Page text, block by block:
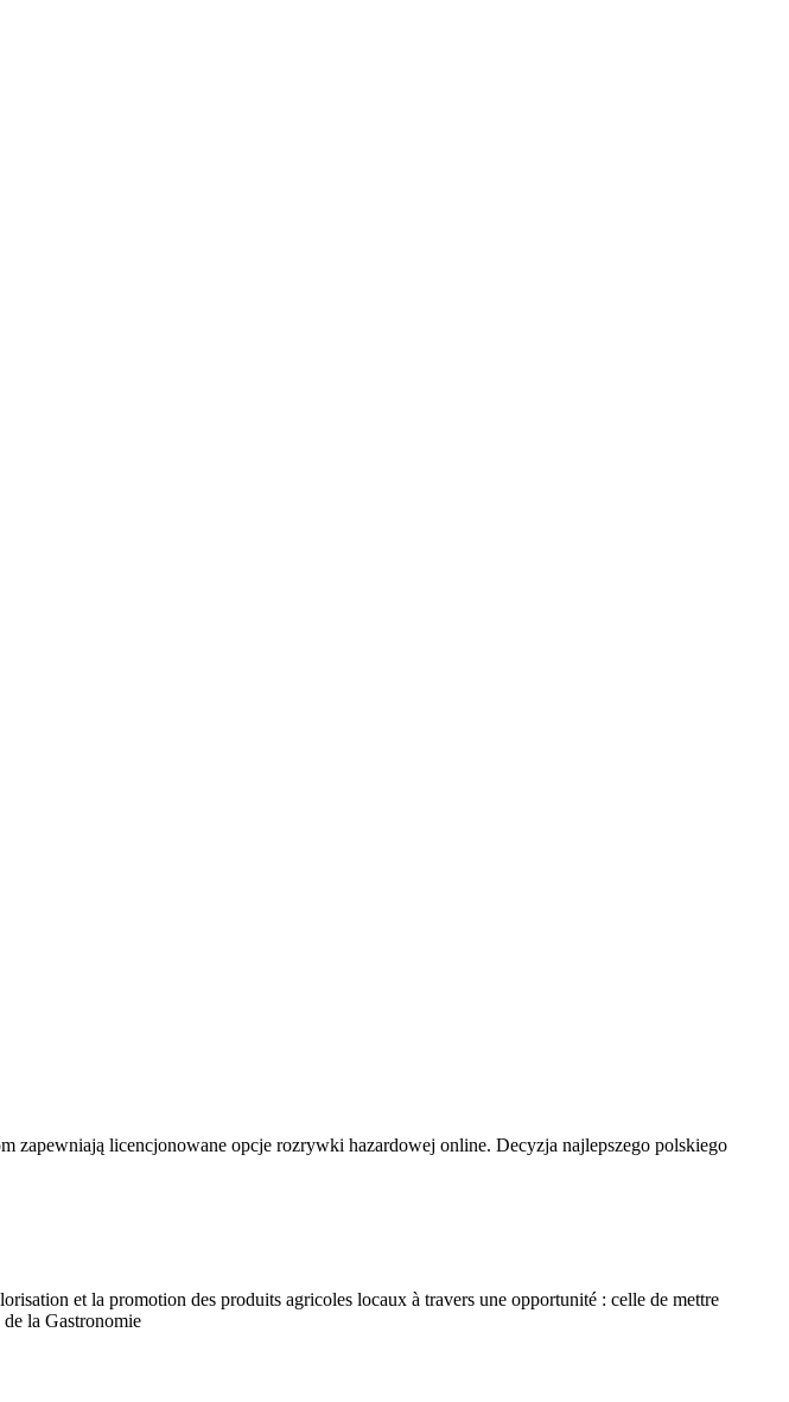
zapewniają licencjonowane opcje rozrywki hazardowej online. Decyzja najlepszego polskiego
et la promotion des produits agricoles locaux à travers une opportunité : celle de mettre
la Gastronomie